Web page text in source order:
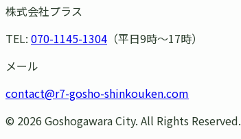
株式会社プラス
TEL: 070-1145-1304 （平日9時〜17時）
メール
contact@r7-gosho-shinkouken.com
© 2026 Goshogawara City. All Rights Reserved.